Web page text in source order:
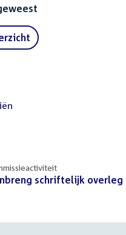
schriftelijk overleg